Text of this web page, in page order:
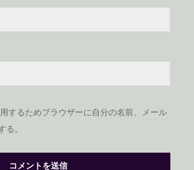
するためブラウザーに自分の名前、メール
。